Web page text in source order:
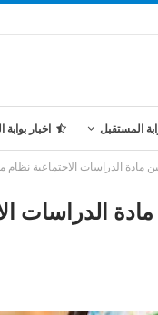
المستقبل اخبار
الدراسات الاجتماعية نظام
الدراسات